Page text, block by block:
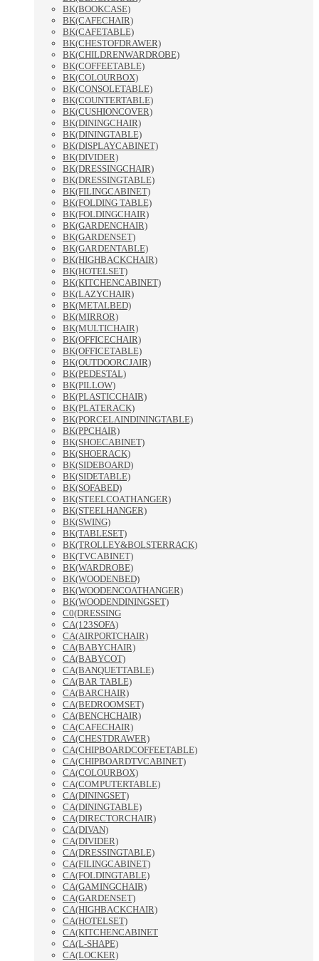
BK(BOOKCASE)
BK(CAFECHAIR)
BK(CAFETABLE)
BK(CHESTOFDRAWER)
BK(CHILDRENWARDROBE)
BK(COFFEETABLE)
BK(COLOURBOX)
BK(CONSOLETABLE)
BK(COUNTERTABLE)
BK(CUSHIONCOVER)
BK(DININGCHAIR)
BK(DININGTABLE)
BK(DISPLAYCABINET)
BK(DIVIDER)
BK(DRESSINGCHAIR)
BK(DRESSINGTABLE)
BK(FILINGCABINET)
BK(FOLDING TABLE)
BK(FOLDINGCHAIR)
BK(GARDENCHAIR)
BK(GARDENSET)
BK(GARDENTABLE)
BK(HIGHBACKCHAIR)
BK(HOTELSET)
BK(KITCHENCABINET)
BK(LAZYCHAIR)
BK(METALBED)
BK(MIRROR)
BK(MULTICHAIR)
BK(OFFICECHAIR)
BK(OFFICETABLE)
BK(OUTDOORCJAIR)
BK(PEDESTAL)
BK(PILLOW)
BK(PLASTICCHAIR)
BK(PLATERACK)
BK(PORCELAINDININGTABLE)
BK(PPCHAIR)
BK(SHOECABINET)
BK(SHOERACK)
BK(SIDEBOARD)
BK(SIDETABLE)
BK(SOFABED)
BK(STEELCOATHANGER)
BK(STEELHANGER)
BK(SWING)
BK(TABLESET)
BK(TROLLEY&BOLSTERRACK)
BK(TVCABINET)
BK(WARDROBE)
BK(WOODENBED)
BK(WOODENCOATHANGER)
BK(WOODENDININGSET)
C0(DRESSING
CA(123SOFA)
CA(AIRPORTCHAIR)
CA(BABYCHAIR)
CA(BABYCOT)
CA(BANQUETTABLE)
CA(BAR TABLE)
CA(BARCHAIR)
CA(BEDROOMSET)
CA(BENCHCHAIR)
CA(CAFECHAIR)
CA(CHESTDRAWER)
CA(CHIPBOARDCOFFEETABLE)
CA(CHIPBOARDTVCABINET)
CA(COLOURBOX)
CA(COMPUTERTABLE)
CA(DININGSET)
CA(DININGTABLE)
CA(DIRECTORCHAIR)
CA(DIVAN)
CA(DIVIDER)
CA(DRESSINGTABLE)
CA(FILINGCABINET)
CA(FOLDINGTABLE)
CA(GAMINGCHAIR)
CA(GARDENSET)
CA(HIGHBACKCHAIR)
CA(HOTELSET)
CA(KITCHENCABINET
CA(L-SHAPE)
CA(LOCKER)